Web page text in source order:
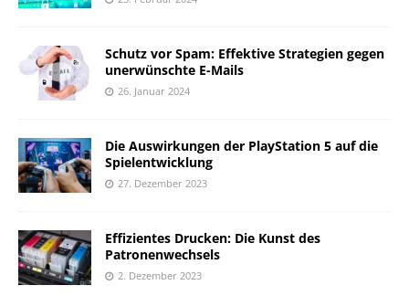
Schutz vor Spam: Effektive Strategien gegen
unerwünschte E-Mails
26. Januar 2024
Die Auswirkungen der PlayStation 5 auf die
Spielentwicklung
27. Dezember 2023
Effizientes Drucken: Die Kunst des
Patronenwechsels
2. Dezember 2023